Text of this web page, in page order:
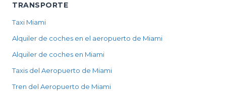
TRANSPORTE
Taxi Miami
Alquiler de coches en el aeropuerto de Miami
Alquiler de coches en Miami
Taxis del Aeropuerto de Miami
Tren del Aeropuerto de Miami